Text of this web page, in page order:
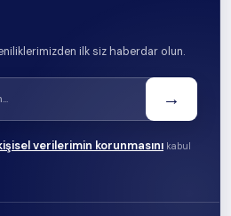
ilk siz haberdar olun.
→
verilerimin korunmasını kabul